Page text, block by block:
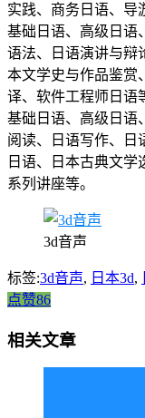
实践、商务日语、导
基础日语、高级日语
语法、日语演讲与辩
本文学史与作品鉴赏
译、软件工程师日语
基础日语、高级日语
阅读、日语写作、日
日语、日本古典文
系列讲座等。
3d音声
标签:3d音声, 日本3d,
点赞86
相关文章